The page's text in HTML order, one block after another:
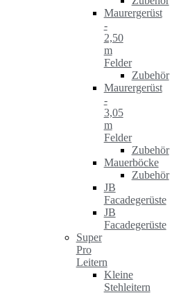
Maurergerüst
-
2,50
m
Felder
Zubehör
Maurergerüst
-
3,05
m
Felder
Zubehör
Mauerböcke
Zubehör
JB
Facadegerüste
JB
Facadegerüste
Super
Pro
Leitern
Kleine
Stehleitern